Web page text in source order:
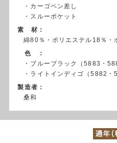
・カーゴペン差し
・スルーポケット
素 材：
綿80％・ポリエステル18％・
色 ：
・ブルーブラック（5883・
・ライトインディゴ（5882・
製造者：
桑和